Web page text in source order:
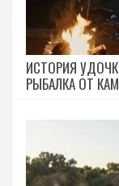
ИСТОРИЯ
РЫБАЛКА ОТ